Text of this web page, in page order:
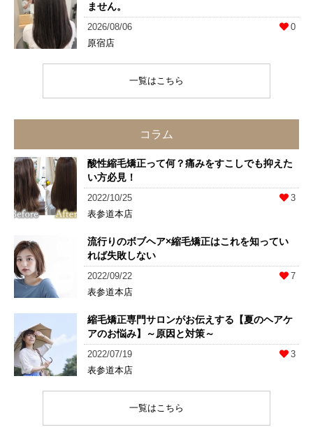
ません。
2026/08/06
0
原宿店
一覧はこちら
コラム
酸性縮毛矯正って何？痛みをすこしでも抑えた
い方必見！
2022/10/25
3
表参道本店
流行りのボブヘア×縮毛矯正はこれを知ってい
れば失敗しない
2022/09/22
7
表参道本店
縮毛矯正専門サロンがお伝えする【夏のヘアケ
アのお悩み】～原因と対策～
2022/07/19
3
表参道本店
一覧はこちら